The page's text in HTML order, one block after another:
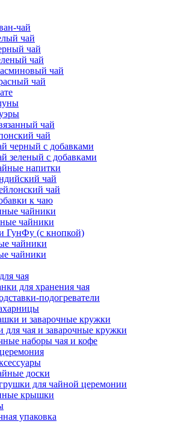
чай
чай
чай
чай
чай
чай
чай
чай
черный с добавками
зеленый с добавками
напитки
чай
чай
к чаю
чайники
чайники
ГунФу (с кнопкой)
чайники
чайники
чая
для хранения чая
подогреватели
и заварочные кружки
для чая и заварочные кружки
наборы чая и кофе
доски
для чайной церемонии
крышки
упаковка